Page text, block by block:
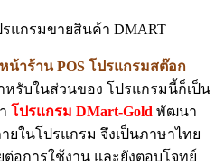
แกรมขายสินค้า DMART
น้าร้าน POS โปรแกรมสต๊อก
หรับในส่วนของ โปรแกรมนี้ก็เป็น
โปรแกรม DMart-Gold พัฒนา
ในโปรแกรม จึงเป็นภาษาไทย
อการใช้งาน และยังตอบโจทย์